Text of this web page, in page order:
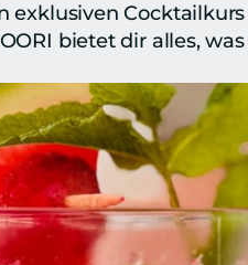
exklusiven
bietet dir alles,